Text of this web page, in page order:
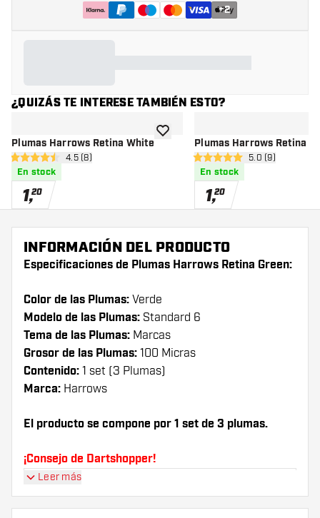
+2
¿QUIZÁS TE INTERESE TAMBIÉN ESTO?
Plumas Harrows Retina White
abrir panel de reseñas
4.5 estrellas de puntuación
4.5 (8)
En stock
1,20
añadir a la lista de deseos
Plumas Harrows Retina
abrir panel de
5 estrellas de puntuación
5.0 (9)
En stock
1,20
INFORMACIÓN DEL PRODUCTO
Especificaciones de Plumas Harrows Retina Green:
Color de las Plumas: Verde
Modelo de las Plumas: Standard 6
Tema de las Plumas: Marcas
Grosor de las Plumas: 100 Micras
Contenido: 1 set (3 Plumas)
Marca: Harrows
El producto se compone por 1 set de 3 plumas.
¡Consejo de Dartshopper!
Estas pueden dañarse o romperse con el uso.
Leer más